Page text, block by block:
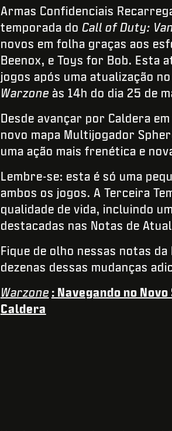
Armas Confidenciais
temporada do Call of Duty:
novos em folha graças aos
Beenox, e Toys for Bob. Esta
jogos após uma atualização no
Warzone às 14h do dia 25 de
Desde avançar por Caldera
novo mapa Multijogador
uma ação mais frenética e
Lembre-se: esta é só uma
ambos os jogos. A Terceira
qualidade de vida, incluindo
destacadas nas Notas de
Fique de olho nessas notas
dezenas dessas mudanças
Warzone : Navegando no
Caldera